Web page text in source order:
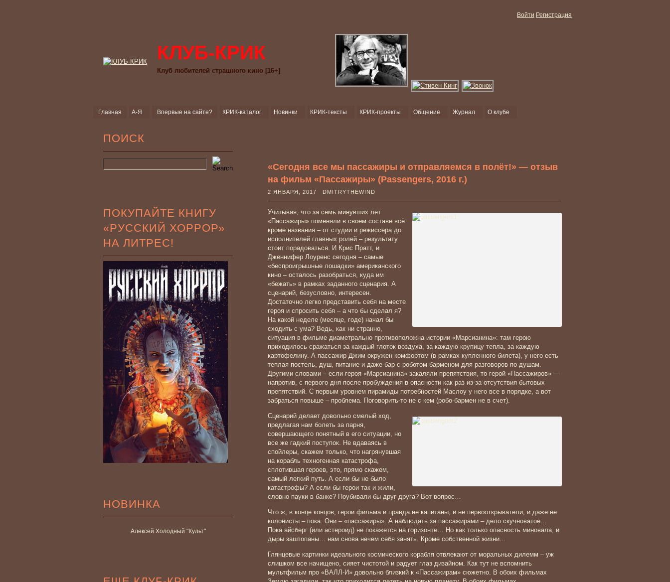
Войти Регистрация
КЛУБ-КРИК
Клуб любителей страшного кино [16+]
Главная А-Я Впервые на сайте? КРИК-каталог Новинки КРИК-тексты КРИК-проекты Общение Журнал О клубе
ПОИСК
ПОКУПАЙТЕ КНИГУ
«РУССКИЙ ХОРРОР»
НА ЛИТРЕС!
НОВИНКА
Алексей Холодный "Культ"
«Сегодня все мы пассажиры и отправляемся в полёт!» — отзыв
на фильм «Пассажиры» (Passengers, 2016 г.)
2 ЯНВАРЯ, 2017 DMITRYTHEWIND
Учитывая, что за семь минувших лет
«Пассажиры» поменяли в своем составе всё
кроме названия – от студии и режиссера до
исполнителей главных ролей – результату
стоит порадоваться. И Крис Пратт, и
Дженнифер Лоуренс сегодня – самые
«беспроигрышные лошадки» американского
кино – осталось разобраться, куда им
«бежать» в рамках заданного сценария. А
сценарий, безусловно, интересен.
Достаточно легко представить себя на месте
героя и спросить себя – а что бы сделал я?
На какой неделе (месяце, годе) начал бы
сходить с ума? Ведь, как ни странно,
ситуация в фильме диаметрально противоположна истории «Марсианина»: там герою
приходилось сражаться за каждый глоток воздуха, за каждую крупицу тепла, за каждую
картофелину. А пассажир Джим окружен комфортом (в рамках купленного билета), у него есть
теплая постель, душ, питание и даже бар с роботом-барменом для разговоров по душам.
Другими словами – если героя «Марсианина» закаляли препятствия, то герой «Пассажиров» —
напротив, с первого дня после пробуждения в опасности как раз из-за отсутствия бытовых
препятствий. С первым уровнем пирамиды потребностей Маслоу у него все в порядке, а вот
забраться повыше – проблема. Поговорить-то не с кем (робо-бармен не в счет).
Сценарий делает довольно смелый ход,
предлагая нам болеть за парня,
совершающего понятный в его ситуации, но
все же гадкий поступок. Не вдаваясь в
спойлеры, скажем только, что нагрянувшая
на корабль техногенная катастрофа,
сплотившая героев, это, прямо скажем,
самый легкий путь. А если бы не было
катастрофы? А если бы герои так и жили,
словно пауки в банке? Поубивали бы друг друга? Вот вопрос…
Что ж, в конце концов, герои фильма и правда не капитаны, и не первооткрыватели, и даже не
колонисты – пока. Они – «пассажиры». А наблюдать за пассажирами – дело скучноватое…
Пока айсберг (или астероид) не покажется на горизонте… Но как только опасность миновала, и
дыры заштопаны… нам снова нечем себя занять. Кроме собственной жизни…
Глянцевые картинки идеального космического корабля отвлекают от моральных дилемм – уж
слишком все начищено, сияет чистотой и радует глаз дизайном. Как тут не вспомнить
мультфильм про «ВАЛЛ-И» довольно близкий к «Пассажирам» сюжетно. В обоих фильмах